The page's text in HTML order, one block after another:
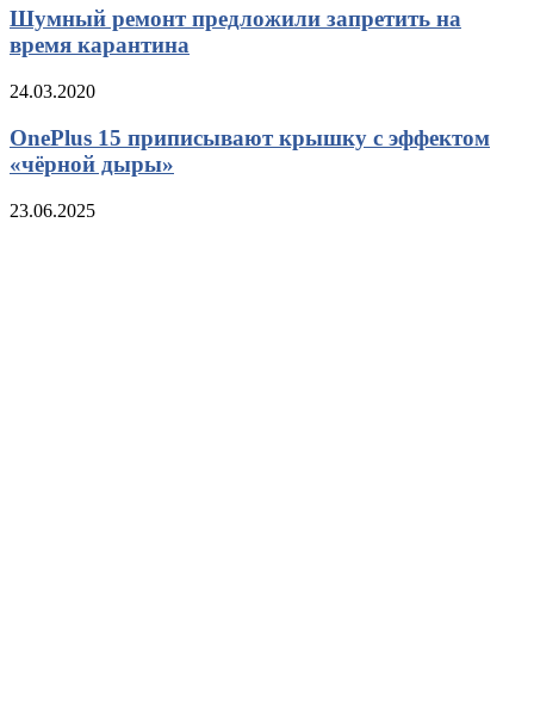
Шумный ремонт предложили запретить на
время карантина
24.03.2020
OnePlus 15 приписывают крышку с эффектом
«чёрной дыры»
23.06.2025